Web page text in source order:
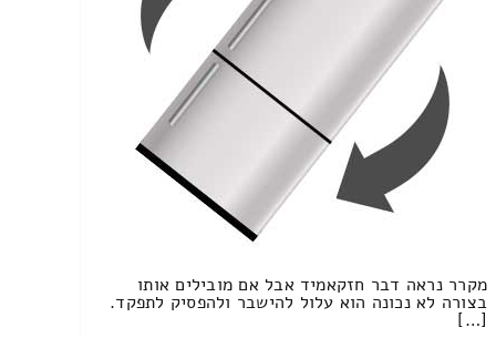
מקרר נראה דבר חזקאמיד אבל אם מובילים אותו
בצורה לא נכונה הוא עלול להישבר ולהפסיק לתפקד.
[…]